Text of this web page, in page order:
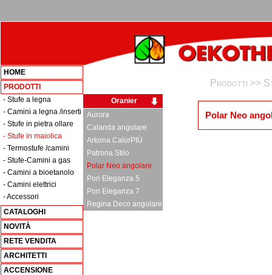
HOME
PRODOTTI
- Stufe a legna
- Camini a legna /inserti
- Stufe in pietra ollare
- Stufe in maiolica
- Termostufe /camini
- Stufe-Camini a gas
- Camini a bioetanolo
- Camini elettrici
- Accessori
CATALOGHI
NOVITÀ
RETE VENDITA
ARCHITETTI
ACCENSIONE
Oranier
Aurora
Calanda angolare
Arkona CalorPIÙ
Patrona Stilo
Polar Neo angolare
Pori Eleganza 5
Pori Eleganza 7
Regina Deco angolare
Prodotti >>
Polar Neo